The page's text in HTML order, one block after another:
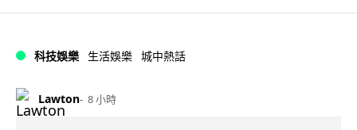
科技娛樂 生活娛樂 城中熱話
Lawton 8 小時